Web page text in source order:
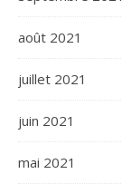
août 2021
juillet 2021
juin 2021
mai 2021